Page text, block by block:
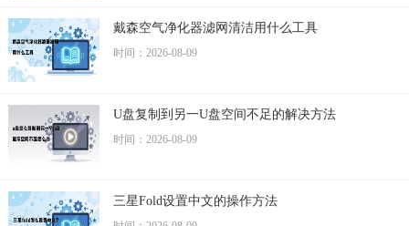
戴森空气净化器滤网清洁用什么工具
时间：2026-08-09
U盘复制到另一U盘空间不足的解决方法
时间：2026-08-09
三星Fold设置中文的操作方法